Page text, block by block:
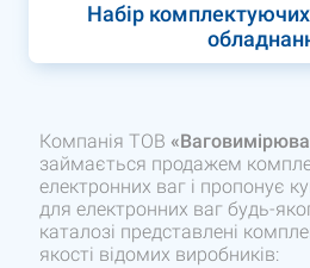
Набір
Компанія ТОВ
займається продажем
електронних ваг і пропонує
для електронних ваг будь-
каталозі представлені
якості відомих виробників: